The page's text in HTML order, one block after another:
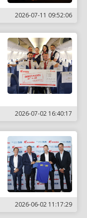
2026-07-11 09:52:06
2026-07-02 16:40:17
2026-06-02 11:17:29